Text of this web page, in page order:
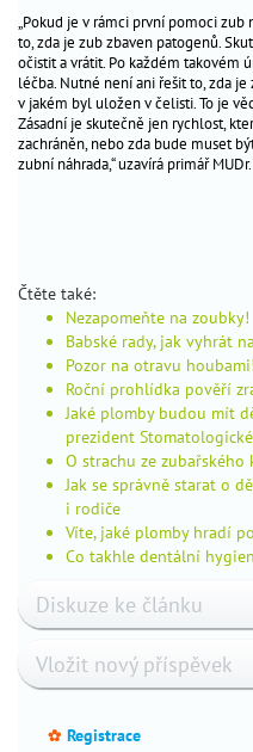
teplota
u
dítěte
psychický
vývoj
dětí
řeči
spánek
dítěte
noční
pomočování
plavání
dětmi
životní
styl
a
školky
pes
equinovarus
„Pokud je v rámci první pomoci
to, zda je zub zbaven patogenů.
očistit a vrátit. Po každém takovém
léčba. Nutné není ani řešit to, zda
v jakém byl uložen v čelisti. To je
Zásadní je skutečně jen rychlost,
zachráněn, nebo zda bude muset
zubní náhrada,“ uzavírá primář
Čtěte také:
Nezapomeňte na zoubky!
Babské rady, jak vyhrát
Pozor na otravu
Roční prohlídka pověří
Jaké plomby budou mít
prezident
O strachu ze
Jak se správně starat o
i rodiče
Víte, jaké plomby hradí
Co takhle dentální
Diskuze ke článku
Vložit nový příspěvek
_ Registrace